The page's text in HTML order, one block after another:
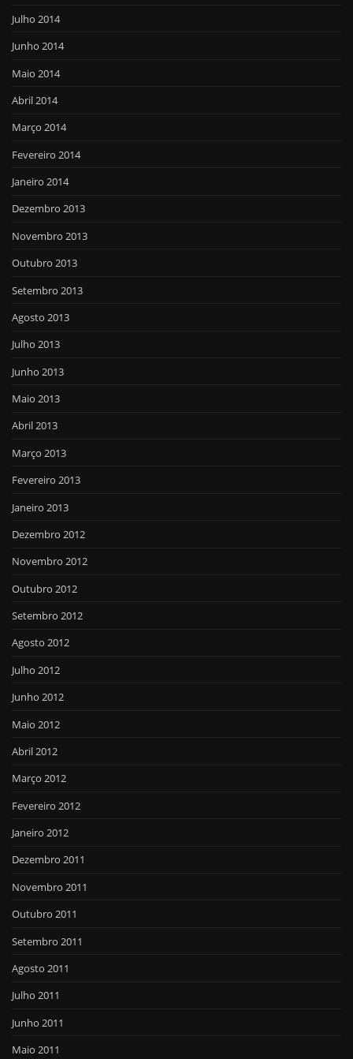
Julho 2014
Junho 2014
Maio 2014
Abril 2014
Março 2014
Fevereiro 2014
Janeiro 2014
Dezembro 2013
Novembro 2013
Outubro 2013
Setembro 2013
Agosto 2013
Julho 2013
Junho 2013
Maio 2013
Abril 2013
Março 2013
Fevereiro 2013
Janeiro 2013
Dezembro 2012
Novembro 2012
Outubro 2012
Setembro 2012
Agosto 2012
Julho 2012
Junho 2012
Maio 2012
Abril 2012
Março 2012
Fevereiro 2012
Janeiro 2012
Dezembro 2011
Novembro 2011
Outubro 2011
Setembro 2011
Agosto 2011
Julho 2011
Junho 2011
Maio 2011